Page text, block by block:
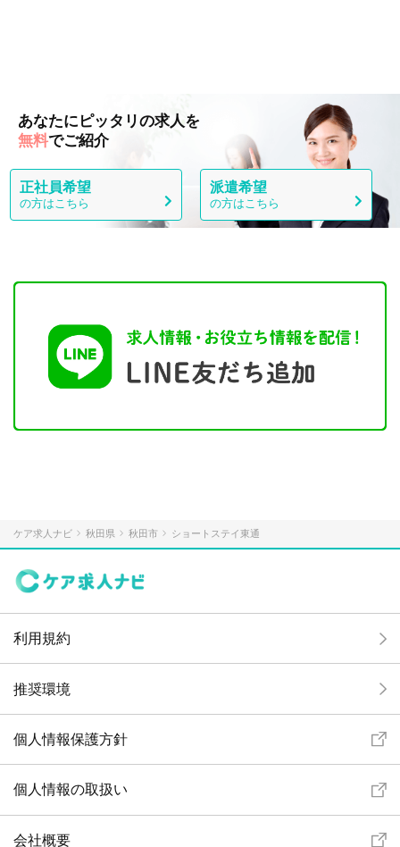
あなたにピッタリの求人を
無料でご紹介
正社員希望
の方はこちら
派遣希望
の方はこちら
ケア求人ナビ 秋田県 秋田市 ショートステイ東通
利用規約
推奨環境
個人情報保護方針
個人情報の取扱い
会社概要